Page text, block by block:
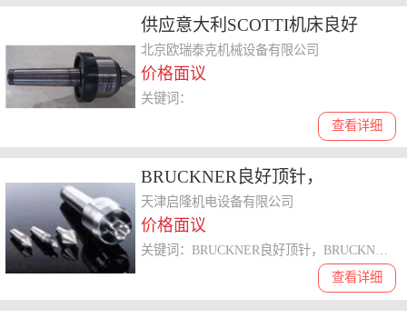
供应意大利SCOTTI机床良好
北京欧瑞泰克机械设备有限公司
价格面议
查看详细
关键词：
BRUCKNER良好顶针，
BRUCKNER精密机床附件，
BRUCKNER重载良好，
BRUCKNER伞型良好，
BRUCKNER液压驱动良好
天津启隆机电设备有限公司
价格面议
查看详细